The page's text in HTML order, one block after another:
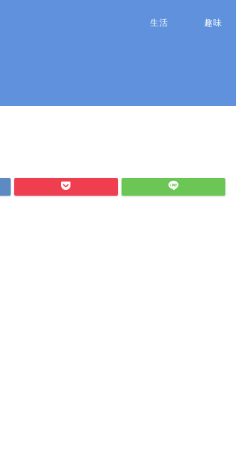
生活 趣味